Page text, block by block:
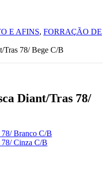
E AFINS, FORRAÇÃO DE
Tras 78/ Bege C/B
Diant/Tras 78/
78/ Branco C/B
78/ Cinza C/B